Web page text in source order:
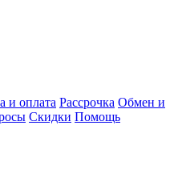
и оплата Рассрочка Обмен и
Скидки Помощь